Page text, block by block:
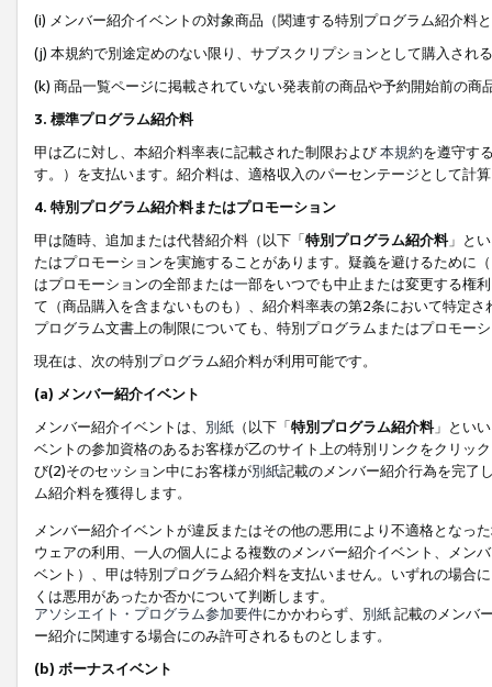
(i) メンバー紹介イベントの対象商品（関連する特別プログラム紹介料
(j) 本規約で別途定めのない限り、サブスクリプションとして購入され
(k) 商品一覧ページに掲載されていない発表前の商品や予約開始前の商
3. 標準プログラム紹介料
甲は乙に対し、本紹介料率表に記載された制限および本規約を遵守す
す。）を支払います。紹介料は、適格収入のパーセンテージとして計
4. 特別プログラム紹介料またはプロモーション
甲は随時、追加または代替紹介料（以下「特別プログラム紹介料」と
たはプロモーションを実施することがあります。疑義を避けるために
はプロモーションの全部または一部をいつでも中止または変更する権
て（商品購入を含まないものも）、紹介料率表の第2条において特定
プログラム文書上の制限についても、特別プログラムまたはプロモー
現在は、次の特別プログラム紹介料が利用可能です。
(a) メンバー紹介イベント
メンバー紹介イベントは、 別紙 （以下「特別プログラム紹介料」とい
ベントの参加資格のあるお客様が乙のサイト上の特別リンクをクリッ
び(2)そのセッション中にお客様が別紙記載のメンバー紹介行為を完了
ム紹介料を獲得します。
メンバー紹介イベントが違反またはその他の悪用により不適格となっ
ウェアの利用、一人の個人による複数のメンバー紹介イベント、メン
ベント）、甲は特別プログラム紹介料を支払いません。いずれの場合
くは悪用があったか否かについて判断します。
アソシエイト・プログラム参加要件にかかわらず、 別紙記載のメンバ
ー紹介に関連する場合にのみ許可されるものとします。
(b) ボーナスイベント